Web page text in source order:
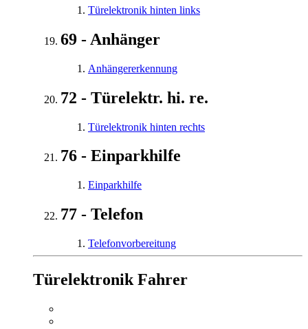
Türelektronik hinten links
69 - Anhänger
Anhängererkennung
72 - Türelektr. hi. re.
Türelektronik hinten rechts
76 - Einparkhilfe
Einparkhilfe
77 - Telefon
Telefonvorbereitung
Türelektronik Fahrer